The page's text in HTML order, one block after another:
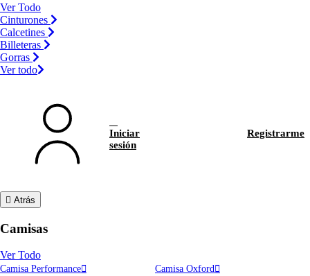
Ver Todo
Cinturones
Calcetines
Billeteras
Gorras
Ver todo
Iniciar
sesión
Registrarme
Atrás
Camisas
Ver Todo
Camisa Performance
Camisa Oxford